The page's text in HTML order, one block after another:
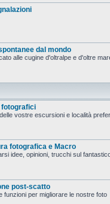
dal mondo
alle cugine d'oltralpe e d'oltre
fotografici
vostre escursioni e località
fotografica e Macro
idee, opinioni, trucchi sul
post-scatto
funzioni per migliorare le nostre foto